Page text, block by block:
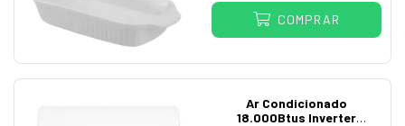
COMPRAR
Ar Condicionado
18.000Btus Inverter